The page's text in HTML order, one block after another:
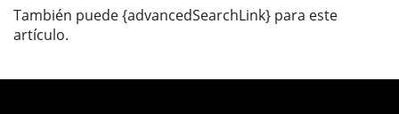
También puede {advancedSearchLink} para este
artículo.